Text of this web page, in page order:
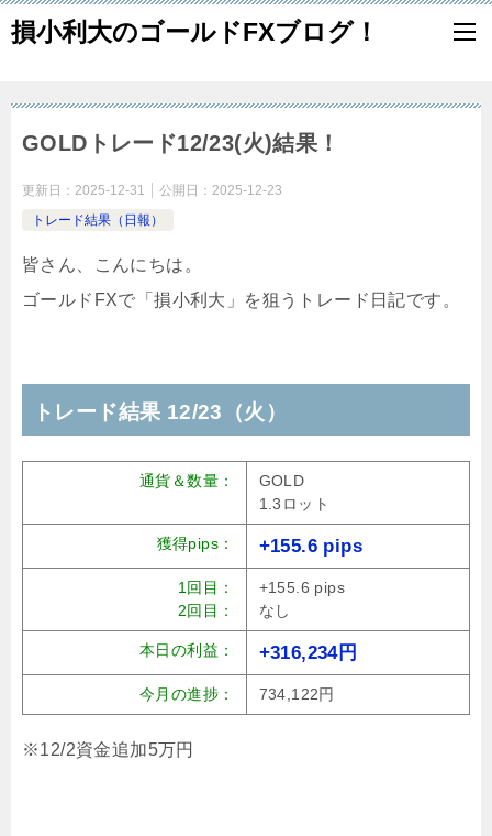
損小利大のゴールドFXブログ！
GOLDトレード12/23(火)結果！
更新日： 2025-12-31 公開日： 2025-12-23
トレード結果（日報）
皆さん、こんにちは。
ゴールドFXで「損小利大」を狙うトレード日記です。
トレード結果 12/23（火）
通貨＆数量：
GOLD
1.3ロット
獲得pips： +155.6 pips
1回目：
2回目：
+155.6 pips
なし
本日の利益： +316,234円
今月の進捗： 734,122円
※12/2資金追加5万円